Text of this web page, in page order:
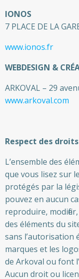
IONOS
7 PLACE DE LA
www.ionos.fr
WEBDESIGN &
ARKOVAL – 29
www.arkoval.com
Respect des
L’ensemble des
que vous lisez sur
protégés par la
pouvez en aucun
reproduire,
des éléments du
sans l’autorisation
marques et les
de Arkoval ou font
Aucun droit ou